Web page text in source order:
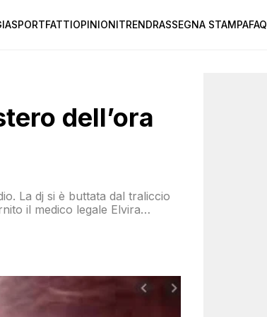
SPORTFATTIOPINIONITRENDRASSEGNA STAMPAFAQ
dell’ora
La dj si è buttata dal traliccio
il medico legale Elvira